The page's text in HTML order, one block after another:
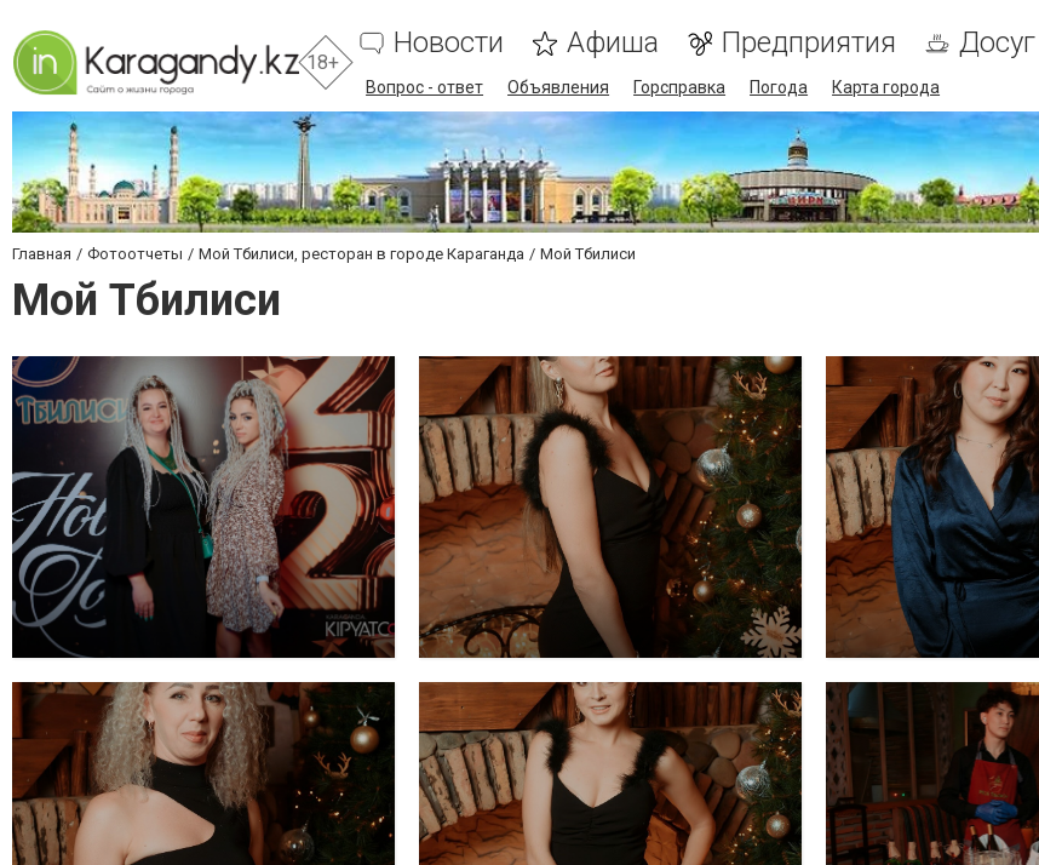
18+
Новости Афиша Предприятия Досуг
Вопрос - ответ Объявления Горсправка Погода Карта города
Главная Фотоотчеты Мой Тбилиси, ресторан в городе Караганда Мой Тбилиси
Мой Тбилиси